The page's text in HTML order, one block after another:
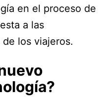
en el proceso de
a las
los viajeros.